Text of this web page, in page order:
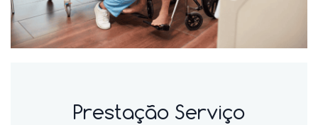
Prestação Serviço